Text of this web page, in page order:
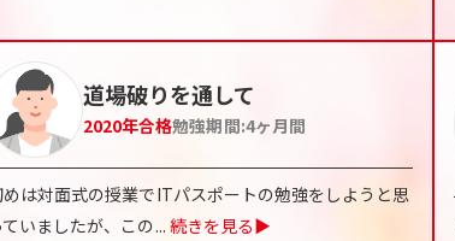
道場破りを通して
2020年合格勉強期間:4ヶ月間
は対面式の授業でITパスポートの勉強をしようと思
いましたが、この... 続きを見る▶